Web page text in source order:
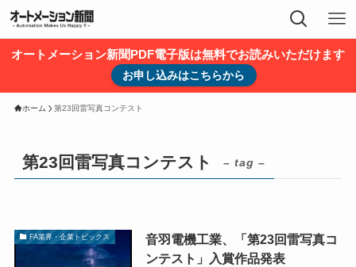
オートメーション新聞PDF電子版は無料でお読みいただけます
お申し込みはこちらから
ホーム 第23回雷写真コンテスト
第23回雷写真コンテスト – tag –
FA業界・企業トピックス
音羽電機工業、「第23回雷写真コ
ンテスト」入賞作品発表